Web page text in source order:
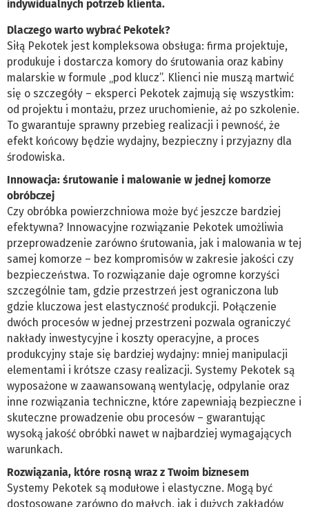
indywidualnych potrzeb klienta.
Dlaczego warto wybrać Pekotek?
Siłą Pekotek jest kompleksowa obsługa: firma projektuje,
produkuje i dostarcza komory do śrutowania oraz kabiny
malarskie w formule „pod klucz”. Klienci nie muszą martwić
się o szczegóły – eksperci Pekotek zajmują się wszystkim:
od projektu i montażu, przez uruchomienie, aż po szkolenie.
To gwarantuje sprawny przebieg realizacji i pewność, że
efekt końcowy będzie wydajny, bezpieczny i przyjazny dla
środowiska.
Innowacja: śrutowanie i malowanie w jednej komorze
obróbczej
Czy obróbka powierzchniowa może być jeszcze bardziej
efektywna? Innowacyjne rozwiązanie Pekotek umożliwia
przeprowadzenie zarówno śrutowania, jak i malowania w tej
samej komorze – bez kompromisów w zakresie jakości czy
bezpieczeństwa. To rozwiązanie daje ogromne korzyści
szczególnie tam, gdzie przestrzeń jest ograniczona lub
gdzie kluczowa jest elastyczność produkcji. Połączenie
dwóch procesów w jednej przestrzeni pozwala ograniczyć
nakłady inwestycyjne i koszty operacyjne, a proces
produkcyjny staje się bardziej wydajny: mniej manipulacji
elementami i krótsze czasy realizacji. Systemy Pekotek są
wyposażone w zaawansowaną wentylację, odpylanie oraz
inne rozwiązania techniczne, które zapewniają bezpieczne i
skuteczne prowadzenie obu procesów – gwarantując
wysoką jakość obróbki nawet w najbardziej wymagających
warunkach.
Rozwiązania, które rosną wraz z Twoim biznesem
Systemy Pekotek są modułowe i elastyczne. Mogą być
dostosowane zarówno do małych, jak i dużych zakładów